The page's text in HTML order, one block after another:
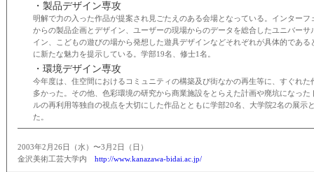
・製品デザイン専攻
明解で力の入った作品が提案され見ごたえのある会場となっている。インターフ
からの製品企画とデザイン、ユーザーの現場からのデータを総合したユニバーサ
イン、こどもの遊びの場から発想した遊具デザインなどそれぞれが具体的である
に新たな魅力を提示している。学部19名、修士1名。
・環境デザイン専攻
今年度は、住空間におけるコミュニティの構築及び街なかの再生等に、すぐれた
多かった。その他、色彩環境の研究から商業施設をとらえた計画や廃坑になった
ルの再利用等独自の視点を大切にした作品とともに学部20名、大学院2名の展示
た。
2003年2月26日（水）〜3月2日（日）
金沢美術工芸大学内 http://www.kanazawa-bidai.ac.jp/